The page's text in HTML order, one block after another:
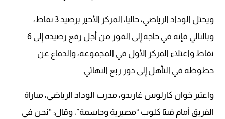
ويحتل الوداد الرياضي، حاليا، المركز الأخير برصيد 3 نقاط،
وبالتالي فإنه في حاجة إلى الفوز من أجل رفع رصيده إلى 6
نقاط واعتلاء المركز الأول في المجموعة، والدفاع عن
حظوظه في التأهل إلى دور ربع النهائي.
واعتبر خوان كارلوس غاريدو، مدرب الوداد الرياضي، مباراة
الفريق أمام فيتا كلوب “مصيرية وحاسمة”، وقال: “نحن في